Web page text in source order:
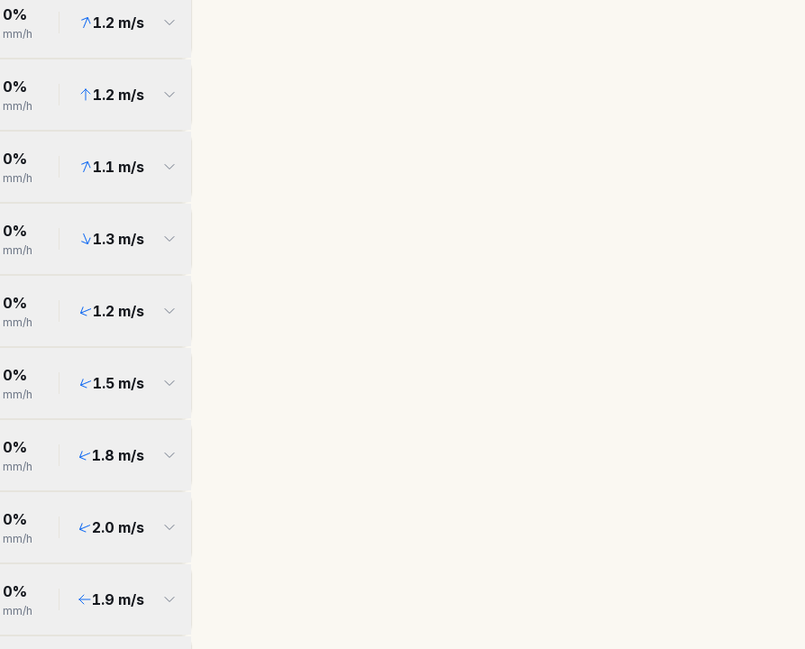
0%
mm/h
1.2 m/s
0%
mm/h
1.2 m/s
0%
mm/h
1.1 m/s
0%
mm/h
1.3m/s
0%
mm/h
1.2 m/s
0%
mm/h
1.5m/s
0%
mm/h
1.8 m/s
0%
mm/h
2.0 m/s
0%
mm/h
1.9 m/s